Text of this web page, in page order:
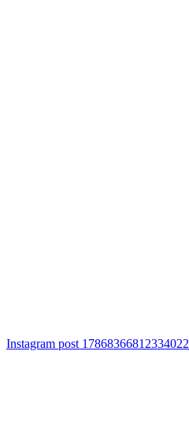
Instagram post 17868366812334022